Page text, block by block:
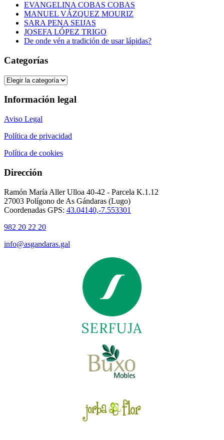
EVANGELINA COBAS COBAS
MANUEL VÁZQUEZ MOURIZ
SARA PENA SEIJAS
JOSEFA LÓPEZ TRIGO
De onde vén a tradición de usar lápidas?
Categorías
Categorías
Información legal
Aviso Legal
Política de privacidad
Política de cookies
Dirección
Ramón María Aller Ulloa 40-42 - Parcela K.1.12
27003 Polígono de As Gándaras (Lugo)
Coordenadas GPS: 43.04140,-7.553301
982 20 22 20
info@asgandaras.gal